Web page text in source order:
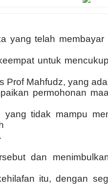
yang telah
untuk
Prof Mahfudz, yang
permohonan
yang tidak mampu
dan
itu, dengan